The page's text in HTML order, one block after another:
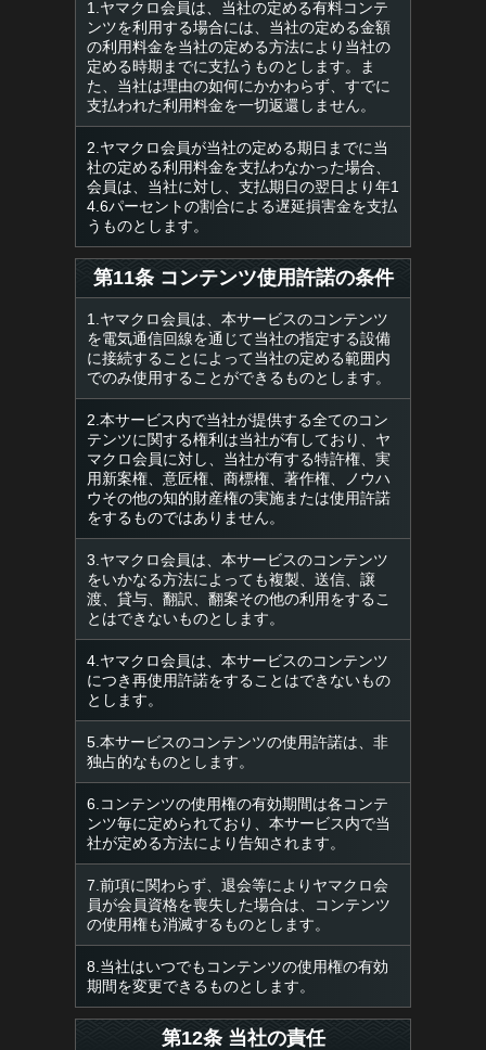
1.ヤマクロ会員は、当社の定める有料コンテ
ンツを利用する場合には、当社の定める金額
の利用料金を当社の定める方法により当社の
定める時期までに支払うものとします。ま
た、当社は理由の如何にかかわらず、すでに
支払われた利用料金を一切返還しません。
2.ヤマクロ会員が当社の定める期日までに当
社の定める利用料金を支払わなかった場合、
会員は、当社に対し、支払期日の翌日より年1
4.6パーセントの割合による遅延損害金を支払
うものとします。
第11条 コンテンツ使用許諾の条件
1.ヤマクロ会員は、本サービスのコンテンツ
を電気通信回線を通じて当社の指定する設備
に接続することによって当社の定める範囲内
でのみ使用することができるものとします。
2.本サービス内で当社が提供する全てのコン
テンツに関する権利は当社が有しており、ヤ
マクロ会員に対し、当社が有する特許権、実
用新案権、意匠権、商標権、著作権、ノウハ
ウその他の知的財産権の実施または使用許諾
をするものではありません。
3.ヤマクロ会員は、本サービスのコンテンツ
をいかなる方法によっても複製、送信、譲
渡、貸与、翻訳、翻案その他の利用をするこ
とはできないものとします。
4.ヤマクロ会員は、本サービスのコンテンツ
につき再使用許諾をすることはできないもの
とします。
5.本サービスのコンテンツの使用許諾は、非
独占的なものとします。
6.コンテンツの使用権の有効期間は各コンテ
ンツ毎に定められており、本サービス内で当
社が定める方法により告知されます。
7.前項に関わらず、退会等によりヤマクロ会
員が会員資格を喪失した場合は、コンテンツ
の使用権も消滅するものとします。
8.当社はいつでもコンテンツの使用権の有効
期間を変更できるものとします。
第12条 当社の責任